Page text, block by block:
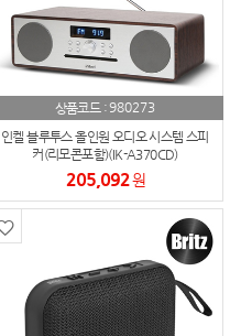
상품코드 :980273
인켈 블루투스 올인원 오디오 시스템 스피
커(리모콘포함)(IK-A370CD)
205,092원